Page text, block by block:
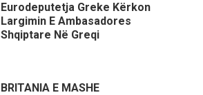
Eurodeputetja Greke Kërkon
Largimin E Ambasadores
Shqiptare Në Greqi
BRITANIA E MASHE